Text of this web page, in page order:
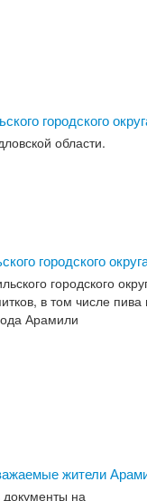
городского
области.
городского
городского
в том числе
Арамили
жители
документы на